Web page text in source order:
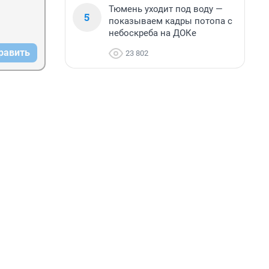
5
Тюмень уходит под воду —
показываем кадры потопа с
небоскреба на ДОКе
23 802